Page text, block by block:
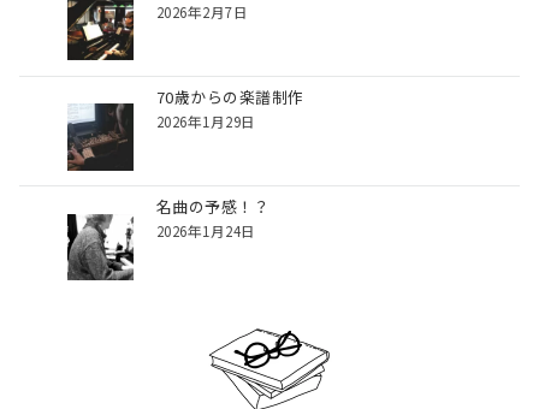
2026年2月7日
70歳からの楽譜制作
2026年1月29日
名曲の予感！？
2026年1月24日